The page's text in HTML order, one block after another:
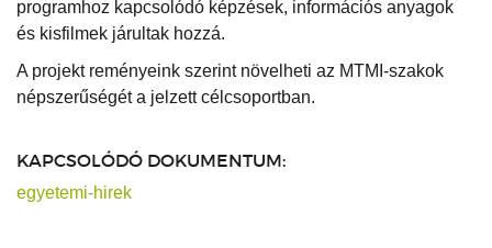
programhoz kapcsolódó képzések, információs anyagok
és kisfilmek járultak hozzá.
A projekt reményeink szerint növelheti az MTMI-szakok
népszerűségét a jelzett célcsoportban.
KAPCSOLÓDÓ DOKUMENTUM:
egyetemi-hirek